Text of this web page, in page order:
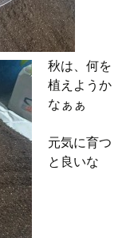
秋は、何を
植えようか
なぁぁ
元気に育つ
と良いな